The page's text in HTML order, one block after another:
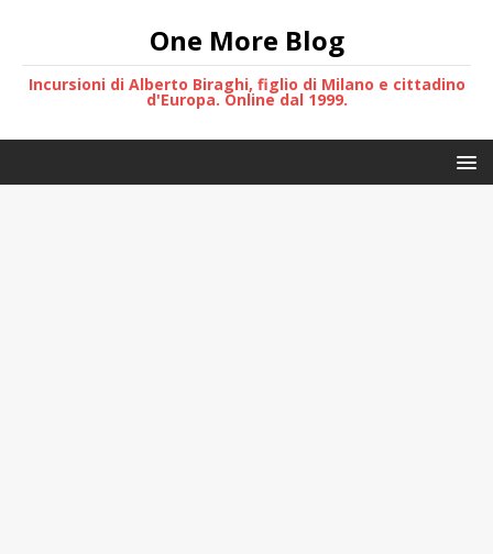
One More Blog
Incursioni di Alberto Biraghi, figlio di Milano e cittadino
d'Europa. Online dal 1999.